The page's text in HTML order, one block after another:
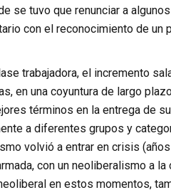
se tuvo que renunciar a
con el reconocimiento de un
trabajadora, el incremento
en una coyuntura de largo
términos en la entrega de
a diferentes grupos y
volvió a entrar en crisis
con un neoliberalismo a
en estos momentos,